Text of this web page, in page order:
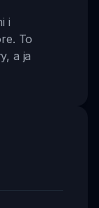
i
To
a ja